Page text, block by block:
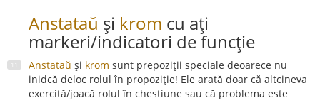
Anstataŭ și krom cu ați
markeri/indicatori de funcție
Anstataŭ și krom sunt prepoziții speciale deoarece nu
inidcă deloc rolul în propoziție! Ele arată doar că altcineva
exercită/joacă rolul în chestiune sau că problema este